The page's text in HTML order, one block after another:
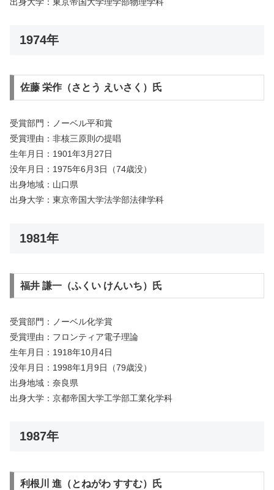
1974年
佐藤 栄作（さとう えいさく）氏
受賞部門：ノーベル平和賞
受賞理由：非核三原則の提唱
生年月日：1901年3月27日
没年月日：1975年6月3日（74歳没）
出身地域：山口県
出身大学：東京帝国大学法学部法律学科
1981年
福井 謙一（ふくい けんいち）氏
受賞部門：ノーベル化学賞
受賞理由：フロンティア電子理論
生年月日：1918年10月4日
没年月日：1998年1月9日（79歳没）
出身地域：奈良県
出身大学：京都帝国大学工学部工業化学科
1987年
利根川 進（とねがわ すすむ）氏